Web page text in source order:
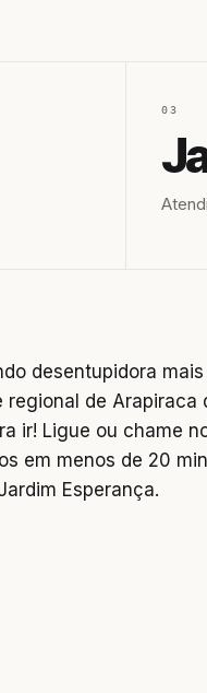
03
desentupidora
regional de
ir! Ligue ou chame
em menos de 20
Esperança.